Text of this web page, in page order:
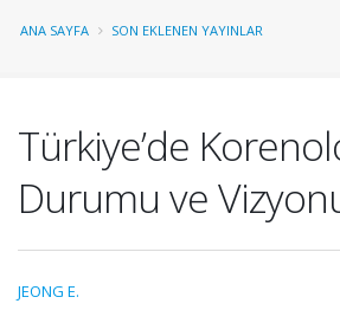
ANA SAYFA SON EKLENEN YAYINLAR
Türkiye’de
Durumu ve
JEONG E.